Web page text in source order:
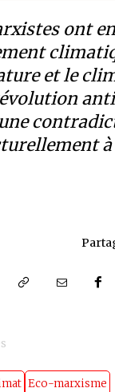
ont
et le
à
Eco-marxisme